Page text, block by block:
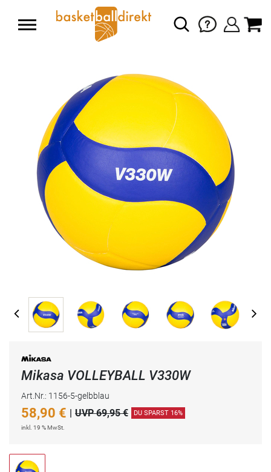
Mikasa VOLLEYBALL V330W
Art.Nr.: 1156-5-gelbblau
58,90 € | UVP 69,95 € DU SPARST 16%
inkl. 19 % MwSt.